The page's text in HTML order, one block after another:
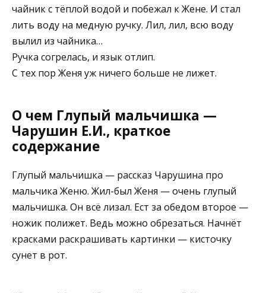
чайник с тёплой водой и побежал к Жене. И стал
лить воду на медную ручку. Лил, лил, всю воду
вылил из чайника…
Ручка согрелась, и язык отлип.
С тех пор Женя уж ничего больше не лижет.
О чем Глупый мальчишка —
Чарушин Е.И., краткое
содержание
Глупый мальчишка — рассказ Чарушина про
мальчика Женю. Жил-был Женя — очень глупый
мальчишка. Он всё лизал. Ест за обедом второе —
ножик полижет. Ведь можно обрезаться. Начнёт
красками раскрашивать картинки — кисточку
сунет в рот.